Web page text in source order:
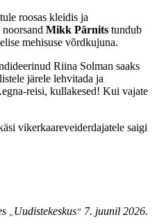
roosas kleidis ja
Mikk Pärnits tundub
mehisuse võrdkujuna.
Riina Solman saaks
järele lehvitada ja
reisi, kullakesed! Kui vajate
vikerkaareveiderdajatele saigi
Uudistekeskus” 7. juunil 2026.